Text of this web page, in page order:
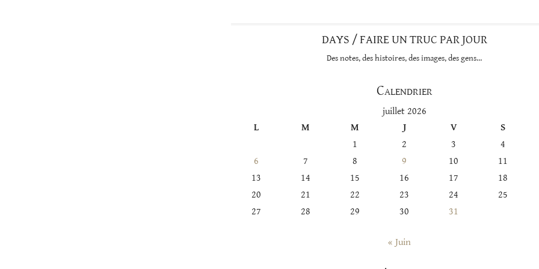
DAYS / FAIRE UN TRUC PAR JOUR
Des notes, des histoires, des images, des gens…
Calendrier
juillet 2026
L
M M J V S
1
2 3 4
6
7 8 9 10 11
13
14 15 16 17 18
20
21 22 23 24 25
27
28 29 30 31
« Juin